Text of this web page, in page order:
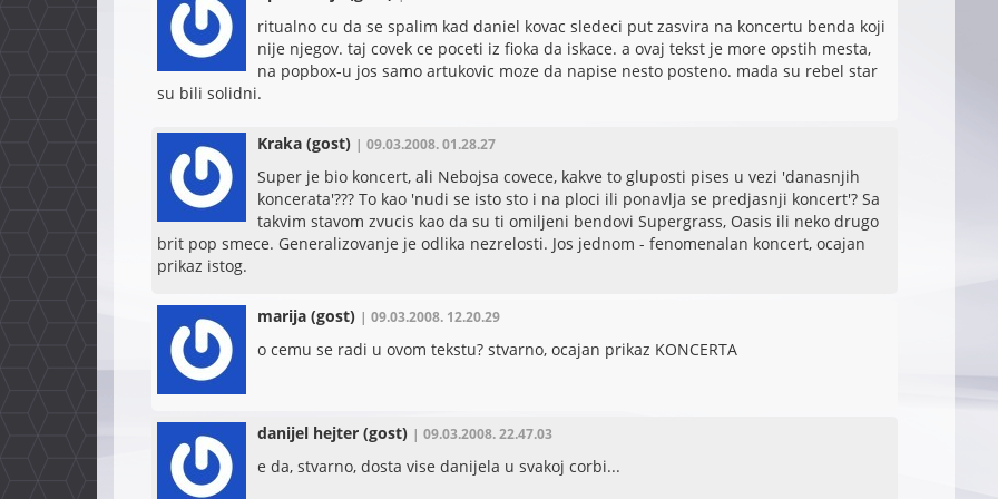
ritualno cu da se spalim kad daniel kovac sledeci put zasvira na koncertu benda koji
nije njegov. taj covek ce poceti iz fioka da iskace. a ovaj tekst je more opstih mesta,
na popbox-u jos samo artukovic moze da napise nesto posteno. mada su rebel star
su bili solidni.
Kraka(gost) | 09.03.2008. 01.28.27
Super je bio koncert, ali Nebojsa covece, kakve to gluposti pises u vezi 'danasnjih
koncerata'??? To kao 'nudi se isto sto i na ploci ili ponavlja se predjasnji koncert'? Sa
takvim stavom zvucis kao da su ti omiljeni bendovi Supergrass, Oasis ili neko drugo
brit pop smece. Generalizovanje je odlika nezrelosti. Jos jednom - fenomenalan koncert, ocajan
prikaz istog.
marija(gost) | 09.03.2008. 12.20.29
o cemu se radi u ovom tekstu? stvarno, ocajan prikaz KONCERTA
danijel hejter(gost) | 09.03.2008. 22.47.03
e da, stvarno, dosta vise danijela u svakoj corbi...